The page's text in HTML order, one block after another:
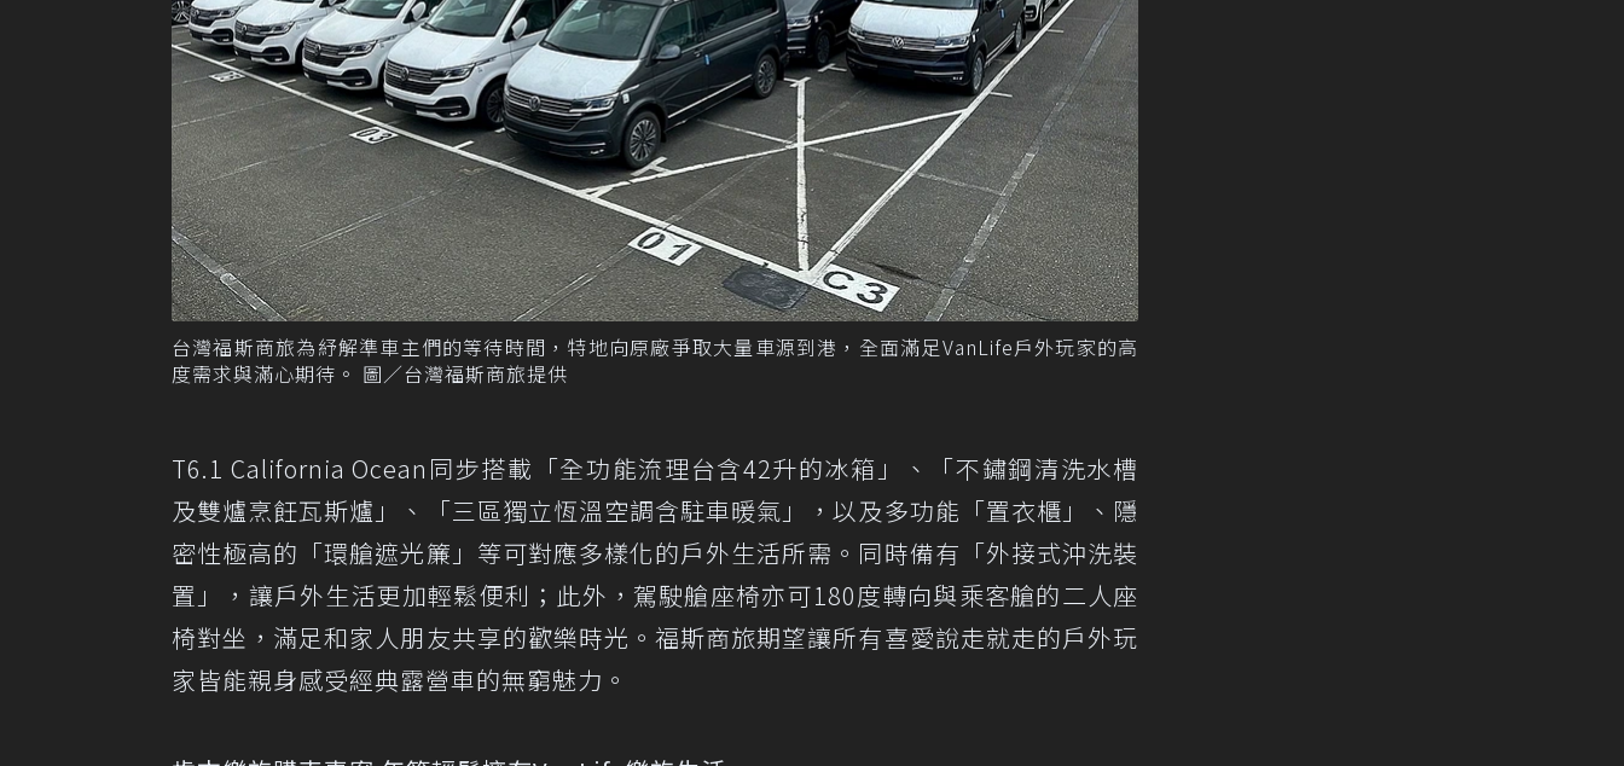
台灣福斯商旅為紓解準車主們的等待時間，特地向原廠爭取大量車源到港，全面滿足VanLife戶外玩家的高
度需求與滿心期待。 圖／台灣福斯商旅提供
T6.1 California Ocean同步搭載「全功能流理台含42升的冰箱」、「不鏽鋼清洗水槽
及雙爐烹飪瓦斯爐」、「三區獨立恆溫空調含駐車暖氣」，以及多功能「置衣櫃」、隱
密性極高的「環艙遮光簾」等可對應多樣化的戶外生活所需。同時備有「外接式沖洗裝
置」，讓戶外生活更加輕鬆便利；此外，駕駛艙座椅亦可180度轉向與乘客艙的二人座
椅對坐，滿足和家人朋友共享的歡樂時光。福斯商旅期望讓所有喜愛說走就走的戶外玩
家皆能親身感受經典露營車的無窮魅力。